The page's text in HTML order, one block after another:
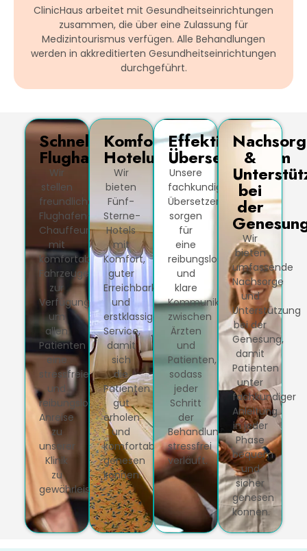
ClinicHaus arbeitet mit Gesundheitseinrichtungen
zusammen, die über eine Zulassung für
Medizintourismus verfügen. Alle Behandlungen
werden in akkreditierten Gesundheitseinrichtungen
durchgeführt.
Schneller
Flughafentransfer
Wir
stellen
freundliche
Flughafen-
Chauffeure
mit
komfortablen
Fahrzeugen
zur
Verfügung,
um
allen
Patienten
eine
stressfreie
und
reibungslose
Anreise
zu
unserer
Klinik
zu
gewährleisten.
Komfortable
Hotelunterkunft
Wir
bieten
Fünf-
Sterne-
Hotels
mit
Komfort,
guter
Erreichbarkeit
und
erstklassigem
Service,
damit
sich
die
Patienten
gut
erholen
und
komfortabel
genesen
können.
Effektives
Übersetzerteam
Unsere
fachkundigen
Übersetzer
sorgen
für
eine
reibungslose
und
klare
Kommunikation
zwischen
Ärzten
und
Patienten,
sodass
jeder
Schritt
der
Behandlung
stressfrei
verläuft.
&
bei
der
Wir
bieten
umfassende
Nachsorge
und
Unterstützung
bei der
Genesung,
damit
Patienten
unter
fachkundiger
Anleitung
in jeder
Phase
bequem
und
sicher
genesen
können.